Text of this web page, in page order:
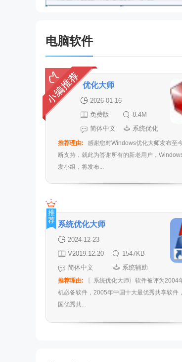
电脑软件
优化大师
2026-01-16
免费版
8.4M
简体中文
系统优化
推荐理由:
感谢您对Windows优化大师发布至
断支持，就此为答谢所有的新老用户，
发小组，将发布...
系统优化大师
2024-12-23
V2019.12.20
1547KB
简体中文
系统辅助
推荐理由:
〖系统优化大师〗软件被评为2004
机必备软件，2005年中国十大最优秀共享软件
国优秀共...
推
荐